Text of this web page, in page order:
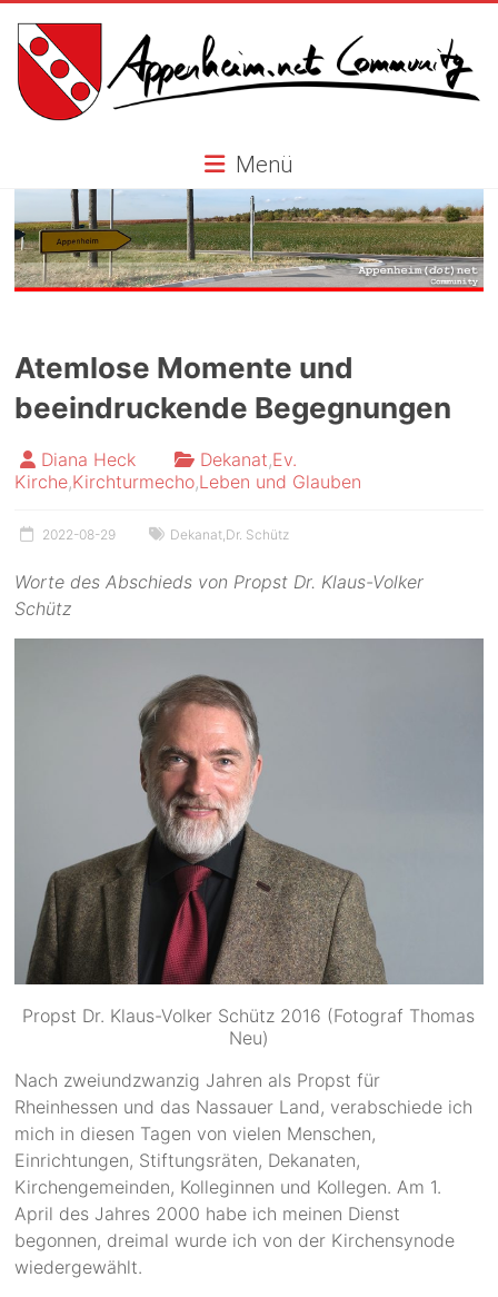
content
Appenheim.net
Community
Menü
Atemlose Momente und
beeindruckende Begegnungen
Diana Heck Dekanat,Ev.
Kirche,Kirchturmecho,Leben und Glauben
2022-08-29 Dekanat Dr. Schütz
Worte des Abschieds von Propst Dr. Klaus-Volker
Schütz
Propst Dr. Klaus-Volker Schütz 2016 (Fotograf Thomas
Neu)
Nach zweiundzwanzig Jahren als Propst für
Rheinhessen und das Nassauer Land, verabschiede ich
mich in diesen Tagen von vielen Menschen,
Einrichtungen, Stiftungsräten, Dekanaten,
Kirchengemeinden, Kolleginnen und Kollegen. Am 1.
April des Jahres 2000 habe ich meinen Dienst
begonnen, dreimal wurde ich von der Kirchensynode
wiedergewählt.